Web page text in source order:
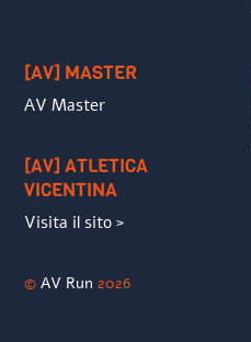
[AV] MASTER
AV Master
[AV] ATLETICA
VICENTINA
Visita il sito >
©AV Run 2026